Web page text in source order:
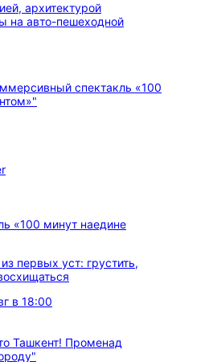
архитектурой
на авто-пешеходной
«100 минут наедине
первых уст: грустить,
в 18:00